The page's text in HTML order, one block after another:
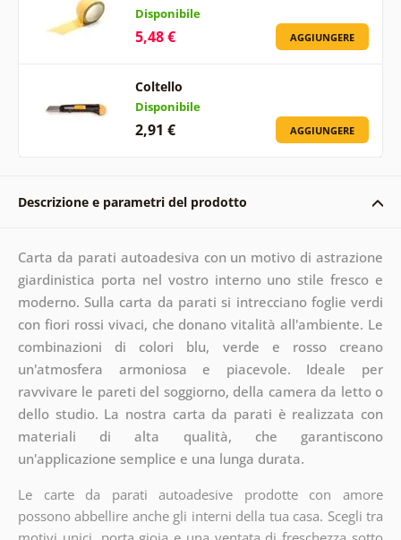
Disponibile
5,48 € AGGIUNGERE
Coltello
Disponibile
2,91 € AGGIUNGERE
Descrizione e parametri del prodotto
Carta da parati autoadesiva con un motivo di astrazione
giardinistica porta nel vostro interno uno stile fresco e
moderno. Sulla carta da parati si intrecciano foglie verdi
con fiori rossi vivaci, che donano vitalità all'ambiente. Le
combinazioni di colori blu, verde e rosso creano
un'atmosfera armoniosa e piacevole. Ideale per
ravvivare le pareti del soggiorno, della camera da letto o
dello studio. La nostra carta da parati è realizzata con
materiali di alta qualità, che garantiscono
un'applicazione semplice e una lunga durata.
Le carte da parati autoadesive prodotte con amore
possono abbellire anche gli interni della tua casa. Scegli tra